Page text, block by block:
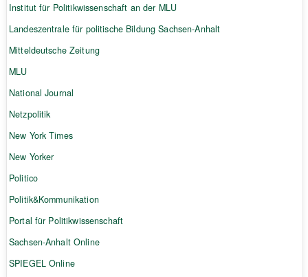
Institut für Politikwissenschaft an der MLU
Landeszentrale für politische Bildung Sachsen-Anhalt
Mitteldeutsche Zeitung
MLU
National Journal
Netzpolitik
New York Times
New Yorker
Politico
Politik&Kommunikation
Portal für Politikwissenschaft
Sachsen-Anhalt Online
SPIEGEL Online